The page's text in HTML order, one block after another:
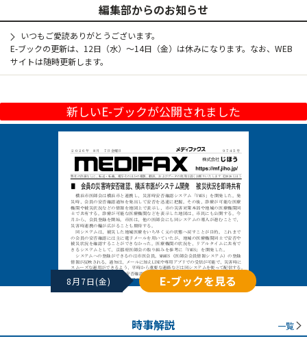
編集部からのお知らせ
いつもご愛読ありがとうございます。
E-ブックの更新は、12日（水）～14日（金）は休みになります。なお、WEB
サイトは随時更新します。
新しいE-ブックが公開されました
8月7日(金) E-ブックを見る
時事解説 一覧